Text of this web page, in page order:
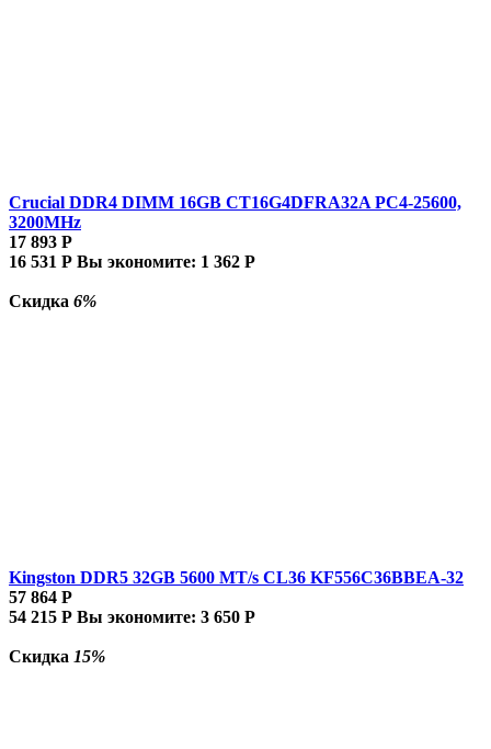
Crucial DDR4 DIMM 16GB CT16G4DFRA32A PC4-25600,
3200MHz
17 893 Р
16 531 Р Вы экономите: 1 362 Р
Скидка 6%
Kingston DDR5 32GB 5600 MT/s CL36 KF556C36BBEA-32
57 864 Р
54 215 Р Вы экономите: 3 650 Р
Скидка 15%